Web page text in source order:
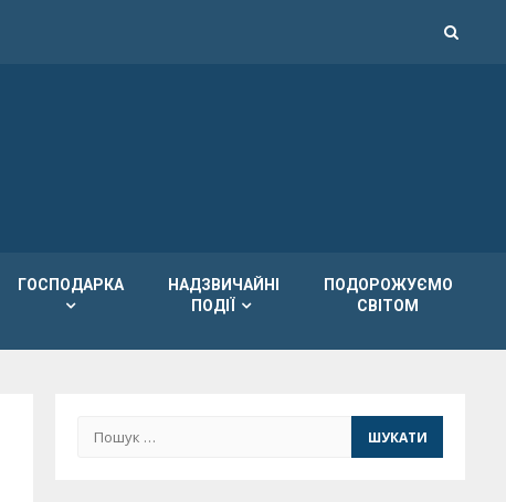
ГОСПОДАРКА
НАДЗВИЧАЙНІ
ПОДІЇ
ПОДОРОЖУЄМО
СВІТОМ
Пошук: